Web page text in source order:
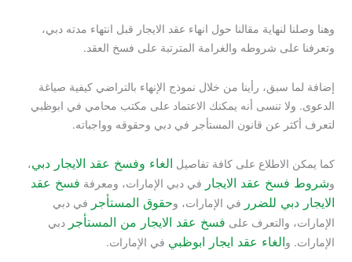
وهنا وصلنا لنهاية مقالنا حول انهاء عقد الايجار قبل انتهاء مدته دبي،
وتعرفنا على شروطه والغرامة المترتبة على فسخ العقد.
إضافة لما سبق، رأينا من خلال نموذج الإنهاء بالتراضي كيفية صياغة
الدعوى. ولا تنسى أنه يمكنك الاعتماد على مكتب محامي في ابوظبي
لتعرف أكثر عن قانون المستأجر في دبي وحقوقه وواجباته.
كما يمكن الاطلاع على كافة تفاصيل الغاء وفسخ عقد الايجار دبي،
وشروط فسخ عقد الايجار في دبي الإمارات، ومعرفة فسخ عقد
الايجار دبي للضرر في الإمارات، وحقوق المستأجر في دبي
الإمارات، والتعرف على فسخ عقد الايجار من المستأجر دبي
الإمارات. والغاء عقد ايجار ابوظبي في الإمارات.